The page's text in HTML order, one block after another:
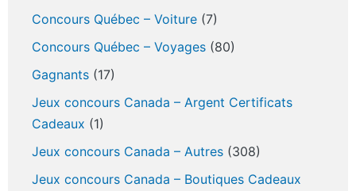
Concours Québec – Voiture (7)
Concours Québec – Voyages (80)
Gagnants (17)
Jeux concours Canada – Argent Certificats
Cadeaux (1)
Jeux concours Canada – Autres (308)
Jeux concours Canada – Boutiques Cadeaux